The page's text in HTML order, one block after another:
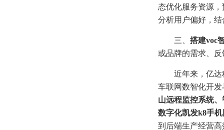
态优化服务资源
分析用户偏好，
三、 搭建voc
或品牌的需求、
近年来，亿
车联网数智化开
山远程监控系统
数字化凯发k8手
到后端生产经营